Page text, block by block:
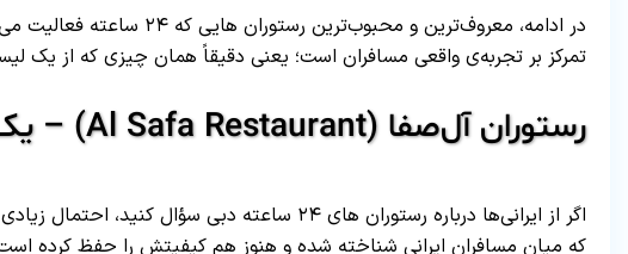
در ادامه، معروف‌ترین و
تمرکز بر تجربه‌ی واقعی مسافران است؛ یعنی دقیقاً همان چیزی که از یک
رستوران آل‌صفا (Al Safa Restaurant) – یک انتخاب کلاسیک و محبوب
اگر از ایرانی‌ها درباره رستوران های ۲۴ ساعته
که میان مسافران ایرانی شناخته شده و هنوز هم کیفیتش را حفظ کرده